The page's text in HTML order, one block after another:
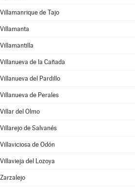
Villamanrique de Tajo
Villamanta
Villamantilla
Villanueva de la Cañada
Villanueva del Pardillo
Villanueva de Perales
Villar del Olmo
Villarejo de Salvanés
Villaviciosa de Odón
Villavieja del Lozoya
Zarzalejo